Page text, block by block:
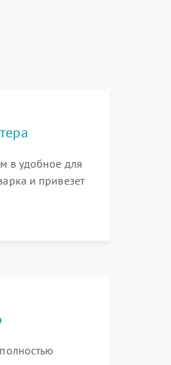
в удобное для
и привезет